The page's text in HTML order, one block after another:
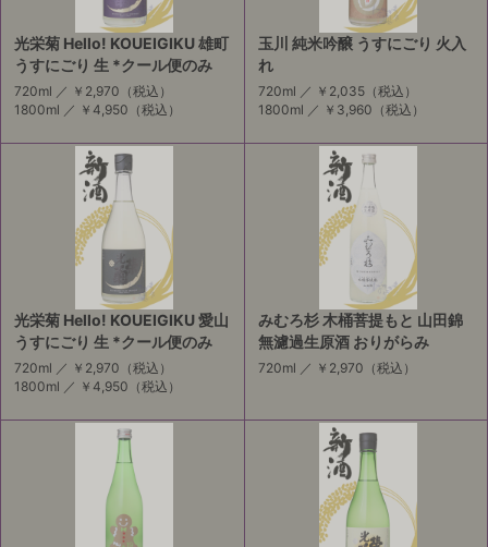
光栄菊 Hello! KOUEIGIKU 雄町
うすにごり 生 *クール便のみ
720ml ／ ￥2,970 （税込）
1800ml ／ ￥4,950 （税込）
玉川 純米吟醸 うすにごり 火入
れ
720ml ／ ￥2,035（税込）
1800ml ／ ￥3,960 （税込）
光栄菊 Hello! KOUEIGIKU 愛山
うすにごり 生 *クール便のみ
720ml ／ ￥2,970 （税込）
1800ml ／ ￥4,950 （税込）
みむろ杉 木桶菩提もと 山田錦
無濾過生原酒 おりがらみ
720ml ／ ￥2,970 （税込）